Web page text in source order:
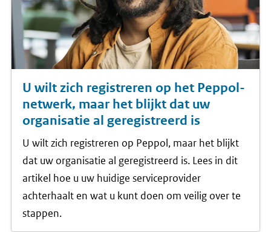
U wilt zich registreren op het Peppol-
netwerk, maar het blijkt dat uw
organisatie al geregistreerd is
U wilt zich registreren op Peppol, maar het blijkt
dat uw organisatie al geregistreerd is. Lees in dit
artikel hoe u uw huidige serviceprovider
achterhaalt en wat u kunt doen om veilig over te
stappen.